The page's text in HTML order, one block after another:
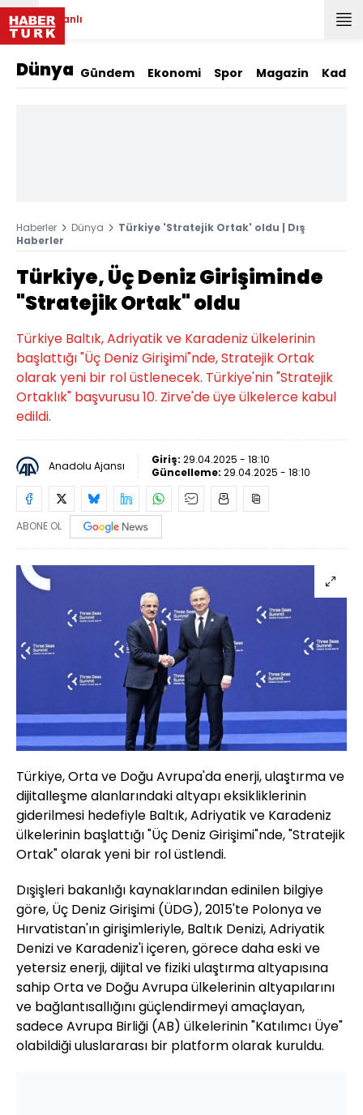
Canlı
Dünya Gündem Ekonomi Spor Magazin Kadın
Haberler Dünya
Türkiye 'Stratejik Ortak' oldu | Dış
Haberler
Türkiye, Üç Deniz Girişiminde
"Stratejik Ortak" oldu
Türkiye Baltık, Adriyatik ve Karadeniz ülkelerinin
başlattığı "Üç Deniz Girişimi"nde, Stratejik Ortak
olarak yeni bir rol üstlenecek. Türkiye'nin "Stratejik
Ortaklık" başvurusu 10. Zirve'de üye ülkelerce kabul
edildi.
Anadolu Ajansı Giriş: 29.04.2025 - 18:10
Güncelleme: 29.04.2025 - 18:10
ABONE OL
Türkiye, Orta ve Doğu Avrupa'da enerji, ulaştırma ve
dijitalleşme alanlarındaki altyapı eksikliklerinin
giderilmesi hedefiyle Baltık, Adriyatik ve Karadeniz
ülkelerinin başlattığı "Üç Deniz Girişimi"nde, "Stratejik
Ortak" olarak yeni bir rol üstlendi.
Dışişleri bakanlığı kaynaklarından edinilen bilgiye
göre, Üç Deniz Girişimi (ÜDG), 2015'te Polonya ve
Hırvatistan'ın girişimleriyle, Baltık Denizi, Adriyatik
Denizi ve Karadeniz'i içeren, görece daha eski ve
yetersiz enerji, dijital ve fiziki ulaştırma altyapısına
sahip Orta ve Doğu Avrupa ülkelerinin altyapılarını
ve bağlantısallığını güçlendirmeyi amaçlayan,
sadece Avrupa Birliği (AB) ülkelerinin "Katılımcı Üye"
olabildiği uluslararası bir platform olarak kuruldu.